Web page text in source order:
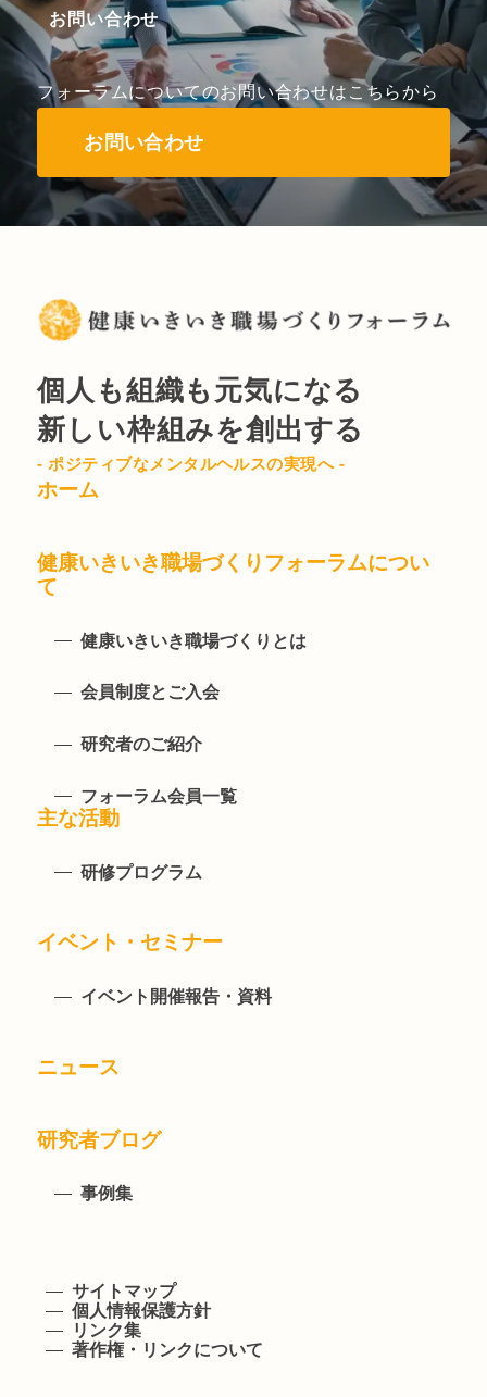
お問い合わせ
フォーラムについてのお問い合わせはこちらから
お問い合わせ
個人も組織も元気になる
新しい枠組みを創出する
- ポジティブなメンタルヘルスの実現へ -
ホーム
健康いきいき職場づくりフォーラムについ
て
健康いきいき職場づくりとは
会員制度とご入会
研究者のご紹介
フォーラム会員一覧
主な活動
研修プログラム
イベント・セミナー
イベント開催報告・資料
ニュース
研究者ブログ
事例集
サイトマップ
個人情報保護方針
リンク集
著作権・リンクについて